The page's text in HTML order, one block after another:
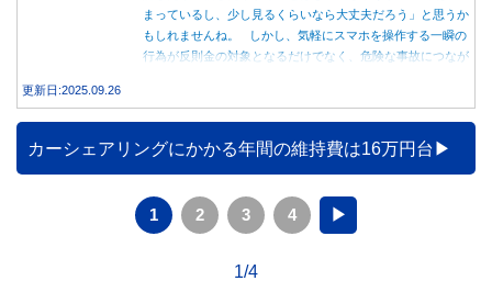
まっているし、少し見るくらいなら大丈夫だろう」と思うか
もしれませんね。 しかし、気軽にスマホを操作する一瞬の
行為が反則金の対象となるだけでなく、危険な事故につなが
更新日:2025.09.26
カーシェアリングにかかる年間の維持費は16万円台
1 2 3 4 ▶
1/4